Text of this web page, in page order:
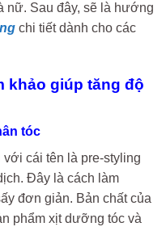
nữ. Sau đây, sẽ là hướng
chi tiết dành cho các
khảo giúp tăng độ
tóc
cái tên là pre-styling
Đây là cách làm
đơn giản. Bản chất của
phẩm xịt dưỡng tóc và